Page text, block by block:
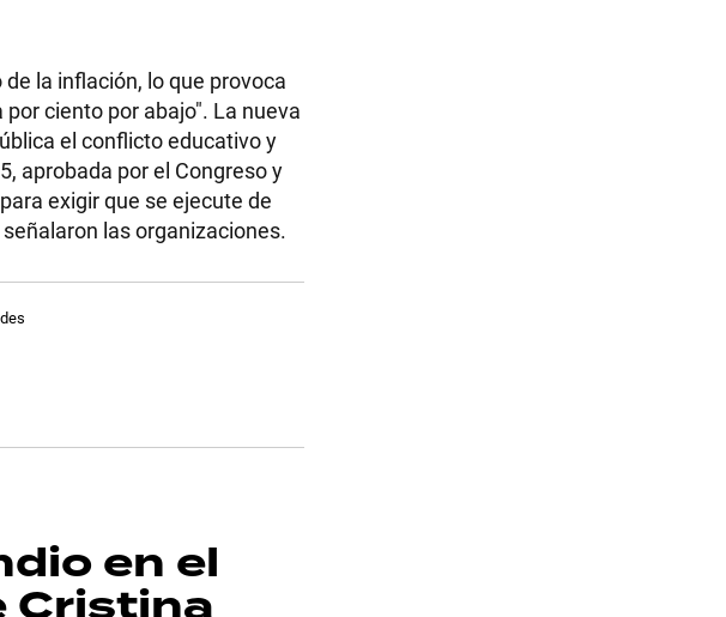
la inflación, lo que provoca
ciento por abajo". La nueva
el conflicto educativo y
aprobada por el Congreso y
exigir que se ejecute de
las organizaciones.
en el